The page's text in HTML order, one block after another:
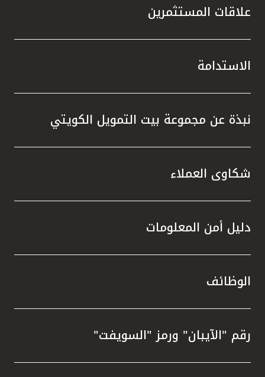
علاقات المستثمرين
الاستدامة
نبذة عن مجموعة بيت التمويل الكويتي
شكاوى العملاء
دليل أمن المعلومات
الوظائف
رقم "الآيبان" ورمز "السويفت"